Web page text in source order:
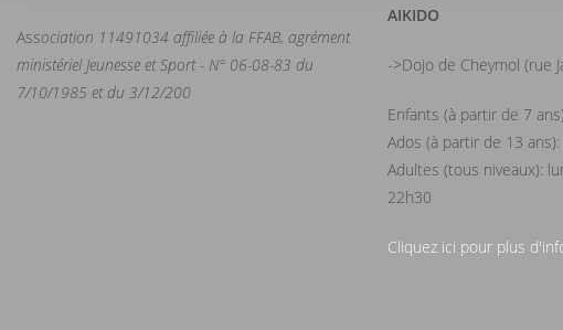
Association 11491034 affiliée à la FFAB, agrément
ministériel Jeunesse et Sport - N° 06-08-83 du
7/10/1985 et du 3/12/200
AIKIDO
->Dojo de Cheymol (rue
Enfants (à partir de 7
Ados (à partir de 13
Adultes (tous niveaux):
22h30
Cliquez ici pour plus